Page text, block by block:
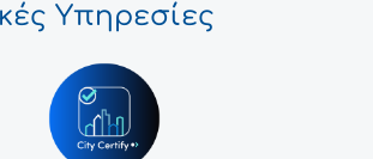
Υπηρεσίες